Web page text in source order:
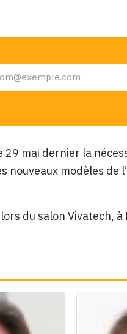
mai dernier la
nouveaux modèles de
du salon Vivatech, à